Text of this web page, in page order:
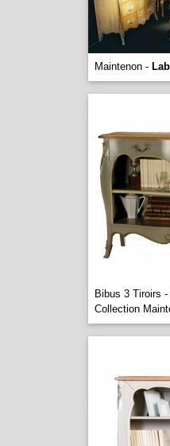
Maintenon -
Bibus 3 Tiroirs -
Collection